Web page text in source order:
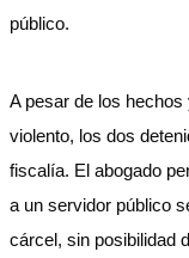
público.
A pesar de los
violento, los dos
fiscalía. El abogado
a un servidor público
cárcel, sin posibilidad